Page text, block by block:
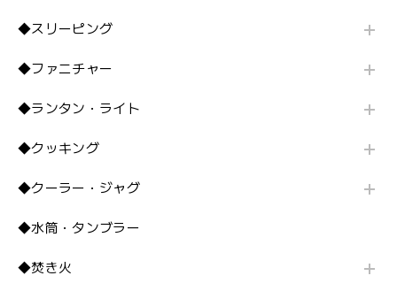
◆スリーピング
◆ファニチャー
◆ランタン・ライト
◆クッキング
◆クーラー・ジャグ
◆水筒・タンブラー
◆焚き火